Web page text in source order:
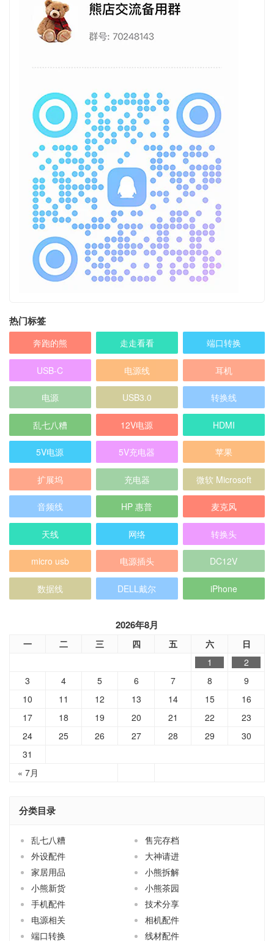
热门标签
USB-C 电源线 耳机
电源 USB3.0 转换线
乱七八糟 12V电源 HDMI
5V电源 5V充电器 苹果
扩展坞 充电器 微软 Microsoft
音频线 HP 惠普 麦克风
天线 网络 转换头
micro usb 电源插头 DC12V
数据线 DELL戴尔 iPhone
2026年8月
一 二 三 四 五 六 日
« 7月
4 5 6 7 8
9
15
16
17
18 19 20 21 22
23
24
25 26 27 28 29
30
31
分类目录
外设配件
小熊新货
小熊茶园
手机配件
技术分享
电源相关
相机配件
端口转换
线材配件
网络相关
耳机话筒
车载配件
随心闲谈